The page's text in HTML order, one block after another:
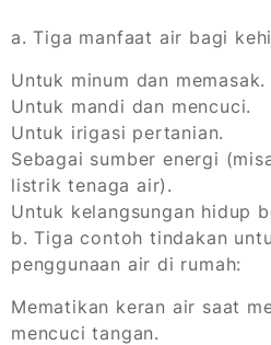
a. Tiga manfaat air bagi
Untuk minum dan memasak.
Untuk mandi dan mencuci.
Untuk irigasi pertanian.
Sebagai sumber energi
listrik tenaga air).
Untuk kelangsungan hidup
b. Tiga contoh tindakan
penggunaan air di rumah:
Mematikan keran air saat
mencuci tangan.